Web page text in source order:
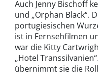
Auch Jenny Bischoff
und „Orphan Black“.
portugiesischen
ist in Fernsehfilmen
war die Kitty
„Hotel
übernimmt sie die